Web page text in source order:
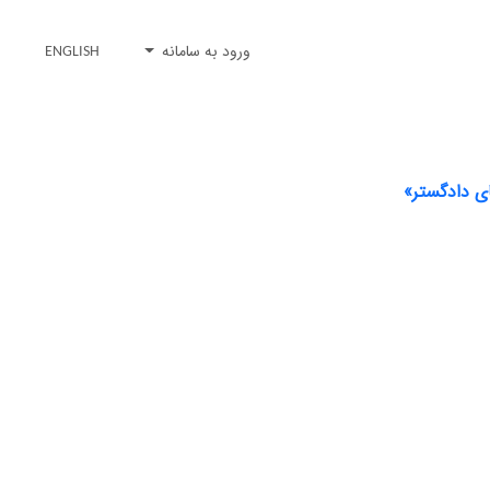
ورود به سامانه ENGLISH
دادگستر»